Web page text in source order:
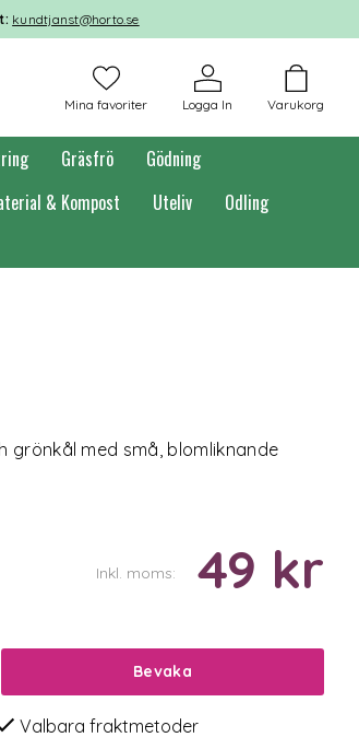
kundtjanst@horto.se
Varukorg
Logga In
Mina favoriter
Gräsfrö
Gödning
& Kompost Uteliv
Odling
grönkål med små, blomliknande
Inkl. moms: 49 kr
Bevaka
Valbara fraktmetoder